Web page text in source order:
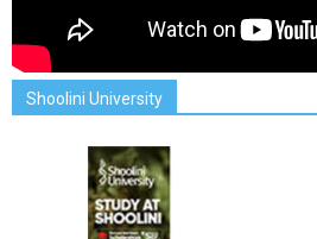
Shoolini University